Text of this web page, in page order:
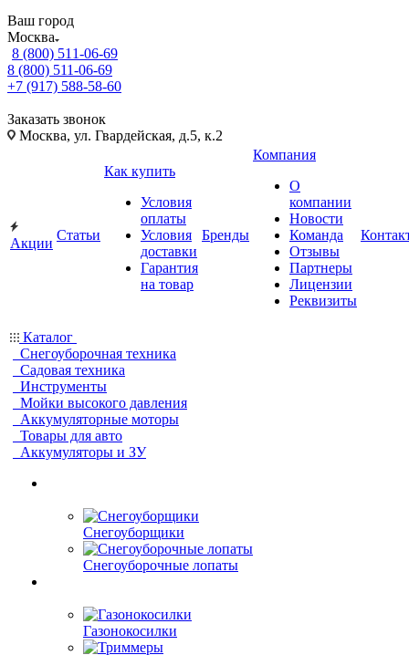
Ваш город
Москва
8 (800) 511-06-69
8 (800) 511-06-69
+7 (917) 588-58-60
Заказать звонок
Москва, ул. Гвардейская, д.5, к.2
Акции
Статьи
Как купить
Условия
оплаты
Условия
доставки
Гарантия
на товар
Бренды
Компания
О
компании
Новости
Команда
Отзывы
Партнеры
Лицензии
Реквизиты
Каталог
Снегоуборочная техника
Садовая техника
Инструменты
Мойки высокого давления
Аккумуляторные моторы
Товары для авто
Аккумуляторы и ЗУ
Снегоуборщики
Снегоуборочные лопаты
Газонокосилки